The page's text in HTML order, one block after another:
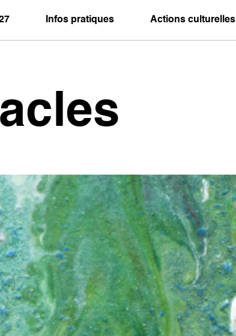
Infos pratiques Actions culturelles